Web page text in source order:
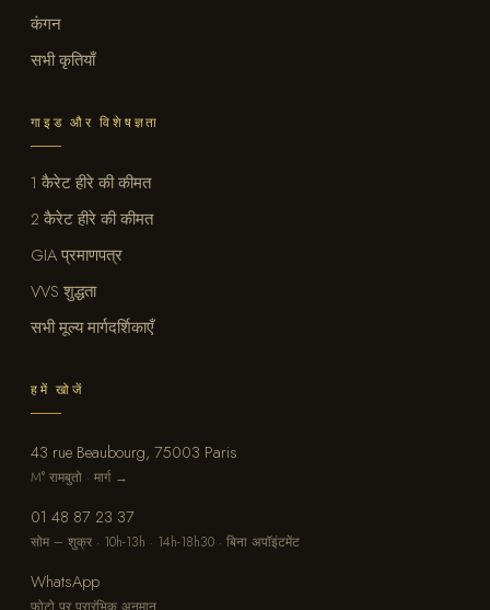
कंगन
सभी कृतियाँ
गाइड और विशेषज्ञता
1 कैरेट हीरे की कीमत
2 कैरेट हीरे की कीमत
GIA प्रमाणपत्र
VVS शुद्धता
सभी मूल्य मार्गदर्शिकाएँ
हमें खोजें
43 rue Beaubourg, 75003 Paris
M° रामबुतो · मार्ग →
01 48 87 23 37
सोम – शुक्र · 10h-13h · 14h-18h30 · बिना अपॉइंटमेंट
WhatsApp